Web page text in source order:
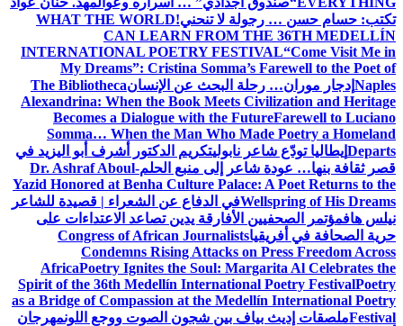
لا تنحني!WHAT THE WORLD
CAN LEARN
INTERNATIONAL POETRY
My Dreams”: Cristina
البحث عن الإنسانThe Bibliotheca
Alexandrina: When the Book
Becomes a Dialogue with the
Somma… When the Man Who
تكريم الدكتور أشرف أبو اليزيد في
إلى منبع الحلمDr. Ashraf Aboul-
Yazid Honored at Benha Culture
في الدفاع عن الشعراء | قصيدة للشاعر
يدين تصاعد الاعتداءات على
Congress of African
Condemns Rising Attacks
AfricaPoetry Ignites the Soul:
Spirit of the 36th Medellín
as a Bridge of Compassion at the
بين شجون الصوت ووجع اللونمهرجان